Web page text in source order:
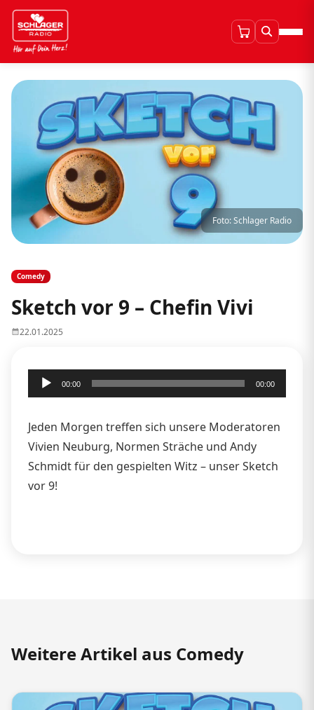
Foto: Schlager Radio
Comedy
Sketch vor 9 – Chefin Vivi
22.01.2025
Audio-
Player
00:00 00:00
Jeden Morgen treffen sich unsere Moderatoren
Vivien Neuburg, Normen Sträche und Andy
Schmidt für den gespielten Witz – unser Sketch
vor 9!
Weitere Artikel aus Comedy